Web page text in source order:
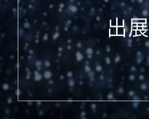
出展